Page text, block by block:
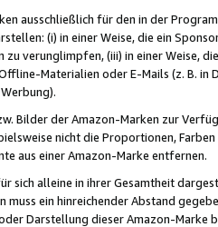
ausschließlich für den in der
(i) in einer Weise, die ein
verunglimpfen, (iii) in einer Weise,
Materialien oder E-Mails (z. B. in
Bilder der Amazon-Marken zur
nicht die Proportionen,
aus einer Amazon-Marke entfernen.
sich alleine in ihrer Gesamtheit
muss ein hinreichender Abstand
Darstellung dieser Amazon-Marke